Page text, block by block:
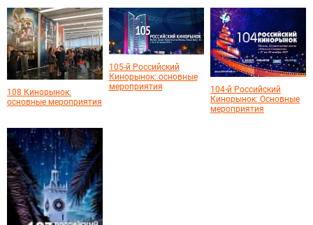
108 Кинорынок:
основные мероприятия
105-й Российский
Кинорынок: основные
мероприятия
104-й Российский
Кинорынок: Основные
мероприятия